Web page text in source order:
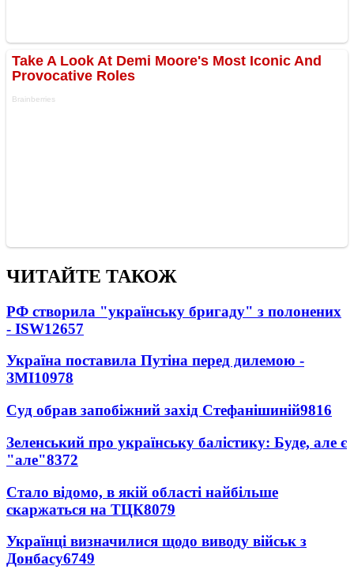
ЧИТАЙТЕ ТАКОЖ
РФ створила "українську бригаду" з полонених
- ISW12657
Україна поставила Путіна перед дилемою -
ЗМІ10978
Суд обрав запобіжний захід Стефанішиній9816
Зеленський про українську балістику: Буде, але є
"але"8372
Стало відомо, в якій області найбільше
скаржаться на ТЦК8079
Українці визначилися щодо виводу військ з
Донбасу6749